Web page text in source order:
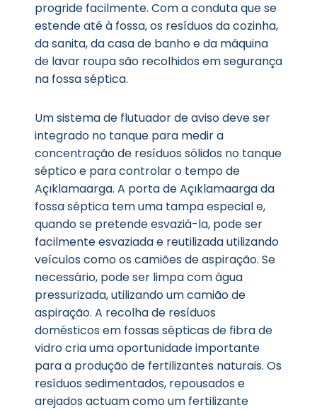
progride facilmente. Com a conduta que se
estende até à fossa, os resíduos da cozinha,
da sanita, da casa de banho e da máquina
de lavar roupa são recolhidos em segurança
na fossa séptica.
Um sistema de flutuador de aviso deve ser
integrado no tanque para medir a
concentração de resíduos sólidos no tanque
séptico e para controlar o tempo de
Açıklamaarga. A porta de Açıklamaarga da
fossa séptica tem uma tampa especial e,
quando se pretende esvaziá-la, pode ser
facilmente esvaziada e reutilizada utilizando
veículos como os camiões de aspiração. Se
necessário, pode ser limpa com água
pressurizada, utilizando um camião de
aspiração. A recolha de resíduos
domésticos em fossas sépticas de fibra de
vidro cria uma oportunidade importante
para a produção de fertilizantes naturais. Os
resíduos sedimentados, repousados e
arejados actuam como um fertilizante